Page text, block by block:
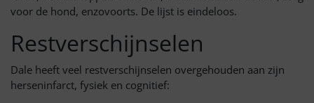
voor de hond, enzovoorts. De lijst is eindeloos.
Restverschijnselen
Dale heeft veel restverschijnselen overgehouden aan zijn
herseninfarct, fysiek en cognitief: